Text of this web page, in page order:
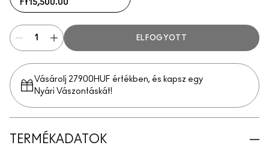
Ft15,500.00
ELFOGYOTT
Vásárolj 27900HUF értékben, és kapsz egy
Nyári Vászontáskát!
TERMÉKADATOK